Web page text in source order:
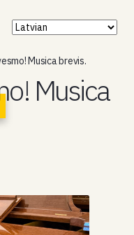
Musica brevis.
Musica